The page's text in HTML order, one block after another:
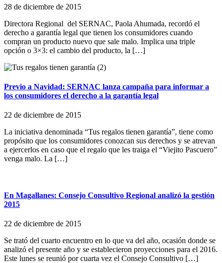
28 de diciembre de 2015
Directora Regional del SERNAC, Paola Ahumada, recordó el
derecho a garantía legal que tienen los consumidores cuando
compran un producto nuevo que sale malo. Implica una triple
opción o 3×3: el cambio del producto, la […]
Previo a Navidad: SERNAC lanza campaña para informar a
los consumidores el derecho a la garantía legal
22 de diciembre de 2015
La iniciativa denominada “Tus regalos tienen garantía”, tiene como
propósito que los consumidores conozcan sus derechos y se atrevan
a ejercerlos en caso que el regalo que les traiga el “Viejito Pascuero”
venga malo. La […]
En Magallanes: Consejo Consultivo Regional analizó la gestión
2015
22 de diciembre de 2015
Se trató del cuarto encuentro en lo que va del año, ocasión donde se
analizó el presente año y se establecieron proyecciones para el 2016.
Este lunes se reunió por cuarta vez el Consejo Consultivo […]